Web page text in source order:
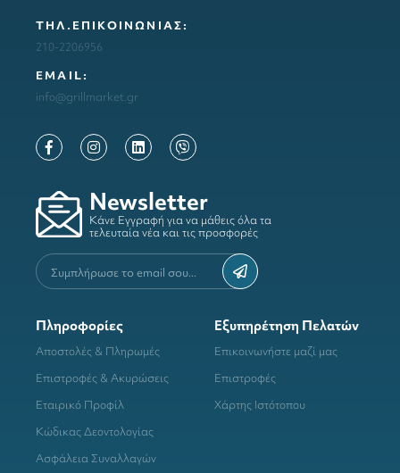
ΤΗΛ.ΕΠΙΚΟΙΝΩΝΙΑΣ:
210-2206956
ΕΜΑΙL:
info@grillmarket.gr
Newsletter
Κάνε Εγγραφή για να μάθεις όλα τα
τελευταία νέα και τις προσφορές
Πληροφορίες
Αποστολές & Πληρωμές
Επιστροφές & Ακυρώσεις
Εταιρικό Προφίλ
Κώδικας Δεοντολογίας
Ασφάλεια Συναλλαγών
Εξυπηρέτηση Πελατών
Επικοινωνήστε μαζί μας
Επιστροφές
Χάρτης Ιστότοπου